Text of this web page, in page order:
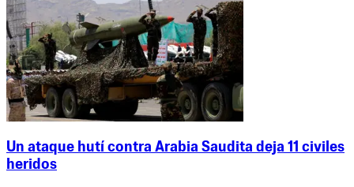
Un ataque hutí contra Arabia Saudita deja 11 civiles
heridos